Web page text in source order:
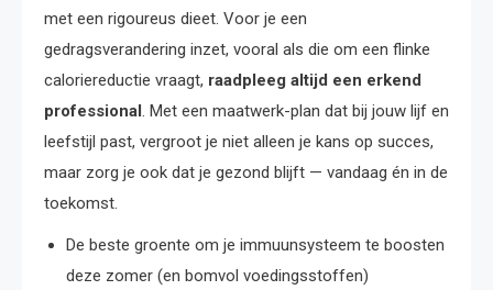
met een rigoureus dieet. Voor je een
gedragsverandering inzet, vooral als die om een flinke
caloriereductie vraagt, raadpleeg altijd een erkend
professional. Met een maatwerk-plan dat bij jouw lijf en
leefstijl past, vergroot je niet alleen je kans op succes,
maar zorg je ook dat je gezond blijft — vandaag én in de
toekomst.
De beste groente om je immuunsysteem te boosten
deze zomer (en bomvol voedingsstoffen)